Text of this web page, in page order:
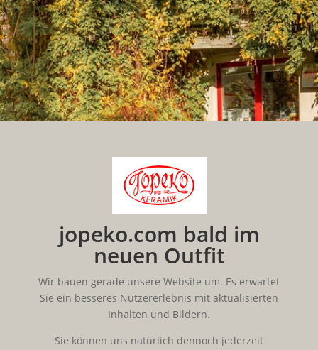
jopeko.com bald im
neuen Outfit
Wir bauen gerade unsere Website um. Es erwartet
Sie ein besseres Nutzererlebnis mit aktualisierten
Inhalten und Bildern.
Sie können uns natürlich dennoch jederzeit